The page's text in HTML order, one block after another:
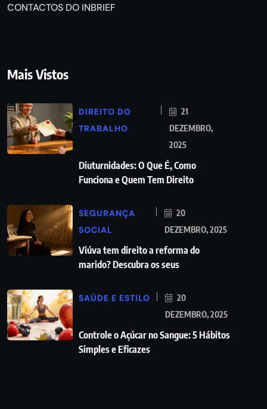
CONTACTOS DO INBRIEF
Mais Vistos
DIREITO DO
TRABALHO
21
DEZEMBRO,
2025
Diuturnidades: O Que É, Como
Funciona e Quem Tem Direito
SEGURANÇA
SOCIAL
20
DEZEMBRO, 2025
Viúva tem direito a reforma do
marido? Descubra os seus
SAÚDE E ESTILO
20
DEZEMBRO, 2025
Controle o Açúcar no Sangue: 5 Hábitos
Simples e Eficazes